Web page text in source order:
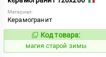
Материал:
Керамогранит
918407
Код товара:
магия старой зимы